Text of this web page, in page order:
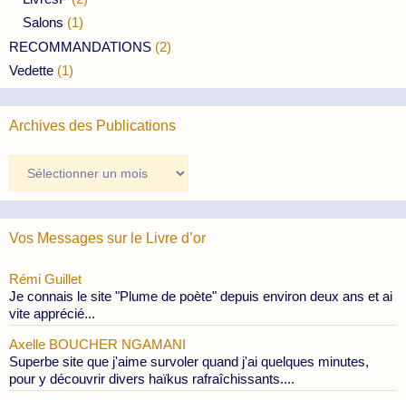
Salons (1)
RECOMMANDATIONS (2)
Vedette (1)
Archives des Publications
des
Publications
Vos Messages sur le Livre d’or
Rémi Guillet
Je connais le site "Plume de poète" depuis environ deux ans et ai
vite apprécié...
Axelle BOUCHER NGAMANI
Superbe site que j'aime survoler quand j'ai quelques minutes,
pour y découvrir divers haïkus rafraîchissants....